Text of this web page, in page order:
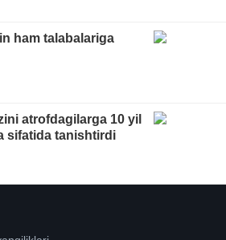
ham talabalariga
atrofdagilarga 10 yil
sifatida tanishtirdi